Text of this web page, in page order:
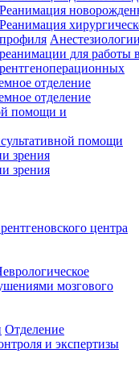
Реанимация
Реанимация
профиля
реанимации для работы
рентгеноперационных
отделение
отделение
помощи и
помощи
зрения
зрения
центра
мозгового
Отделение
и экспертизы